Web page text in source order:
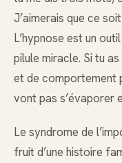
J’aimerais que ce
L’hypnose est un
pilule miracle. Si tu
et de comportement
vont pas s’évaporer
Le syndrome de
fruit d’une histoire